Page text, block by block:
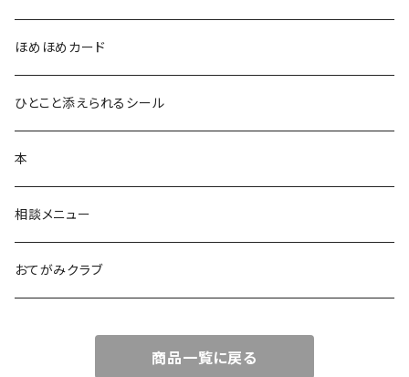
ほめほめカード
ひとこと添えられるシール
本
相談メニュー
おてがみクラブ
商品一覧に戻る